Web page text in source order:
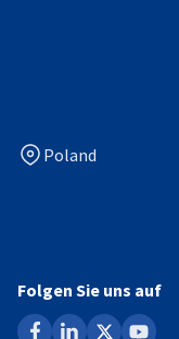
Poland
Folgen Sie uns auf
facebook
linkedin
x youtube